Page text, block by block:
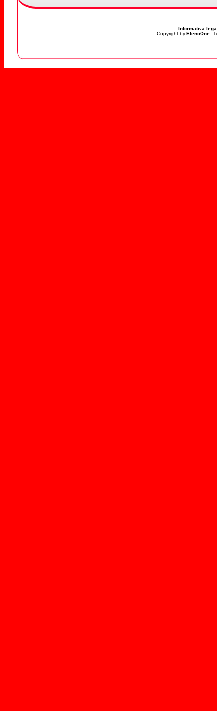
Informativa
Copyright by ElencOne.